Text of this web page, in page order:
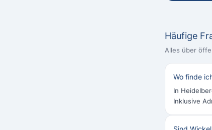
Häufige
Alles über
Wo finde
In
Inklusive